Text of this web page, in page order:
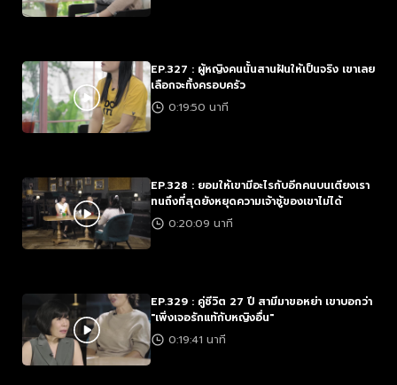
EP.327 : ผู้หญิงคนนั้นสานฝันให้เป็นจริง เขาเลย
เลือกจะทิ้งครอบครัว
0:19:50 นาที
EP.328 : ยอมให้เขามีอะไรกับอีกคนบนเตียงเรา
ทนถึงที่สุดยังหยุดความเจ้าชู้ของเขาไม่ได้
0:20:09 นาที
EP.329 : คู่ชีวิต 27 ปี สามีมาขอหย่า เขาบอกว่า
"เพิ่งเจอรักแท้กับหญิงอื่น"
0:19:41 นาที